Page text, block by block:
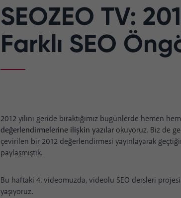
SEOZEO TV:
Farklı SEO
2012 yılını geride bıraktığımız bugünlerde hemen
değerlendirmelerine ilişkin yazılar okuyoruz. Biz de
çevirilen bir 2012 değerlendirmesi yayınlayarak
paylaşmıştık.
Bu haftaki 4. videomuzda, videolu SEO dersleri
yaşıyoruz.